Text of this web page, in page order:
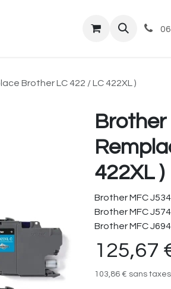
Commandes et
Brother LC 422 / LC 422XL )
422XL )
Brother MFC
Brother MFC
Brother MFC
125,67
103,86 € sans taxes